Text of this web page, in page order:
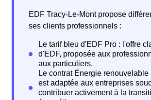
EDF Tracy-Le-Mont propose
ses clients professionnels :